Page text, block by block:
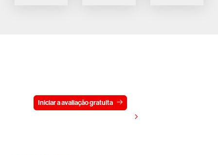
Iniciar a avaliação gratuita